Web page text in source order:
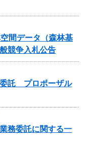
間データ（森林基
競争入札公告
委託 プロポーザル
務委託に関する一